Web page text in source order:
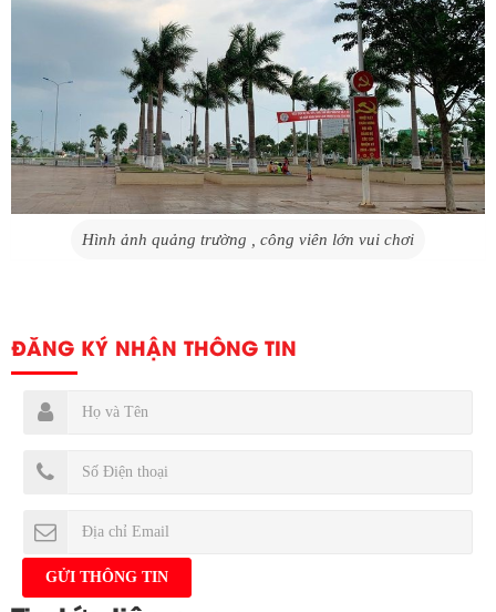
Hình ảnh quảng trường , công viên lớn vui chơi
ĐĂNG KÝ NHẬN THÔNG TIN